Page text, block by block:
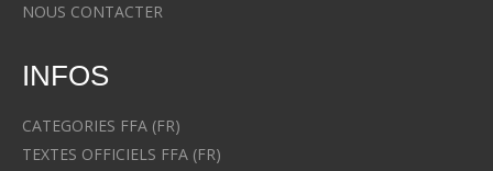
NOUS CONTACTER
INFOS
CATEGORIES FFA (FR)
TEXTES OFFICIELS FFA (FR)